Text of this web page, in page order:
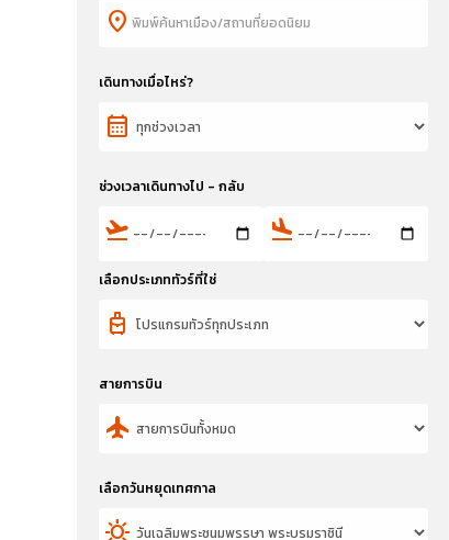
location_on
เดินทางเมื่อไหร่?
calendar_month
ช่วงเวลาเดินทางไป - กลับ
flight_takeoff flight_land
เลือกประเภททัวร์ที่ใช่
travel_luggage_and_bags
สายการบิน
flight
เลือกวันหยุดเทศกาล
sunny